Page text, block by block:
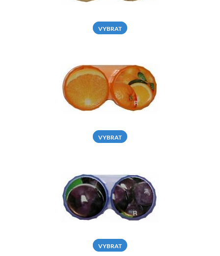
VYBRAT
VYBRAT
VYBRAT